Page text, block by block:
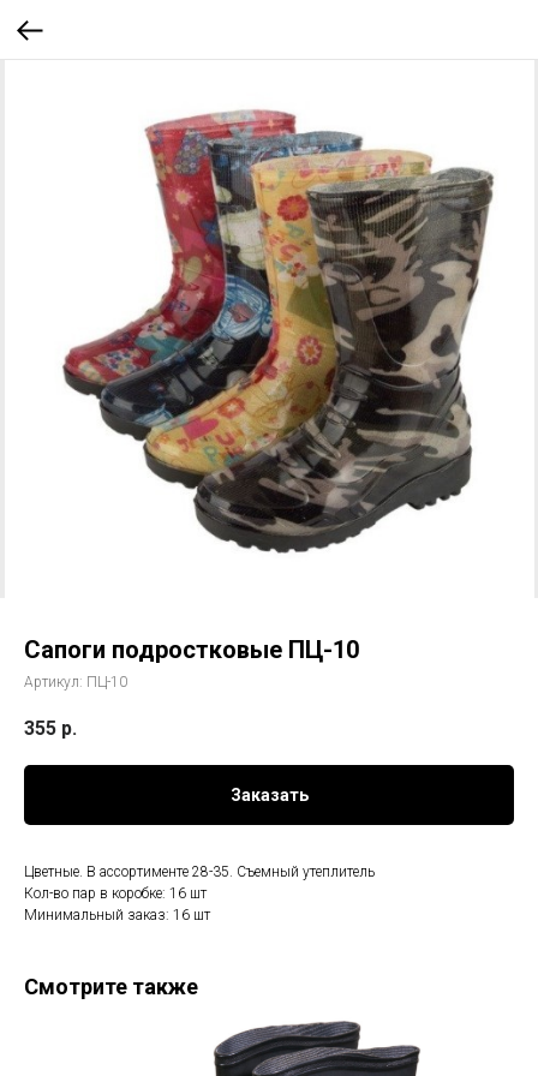
Сапоги подростковые ПЦ-10
Артикул: ПЦ-10
355 р.
Заказать
Цветные. В ассортименте 28-35. Съемный утеплитель
Кол-во пар в коробке: 16 шт
Минимальный заказ: 16 шт
Смотрите также